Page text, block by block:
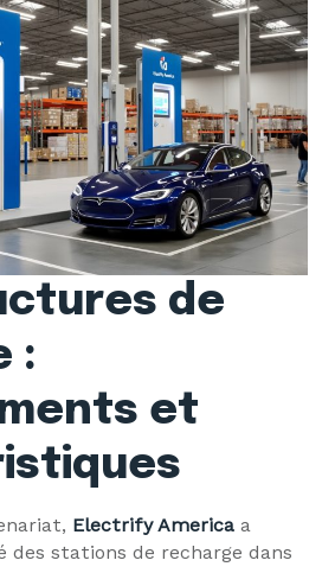
de
:
et
Electrify America a
des stations de recharge dans